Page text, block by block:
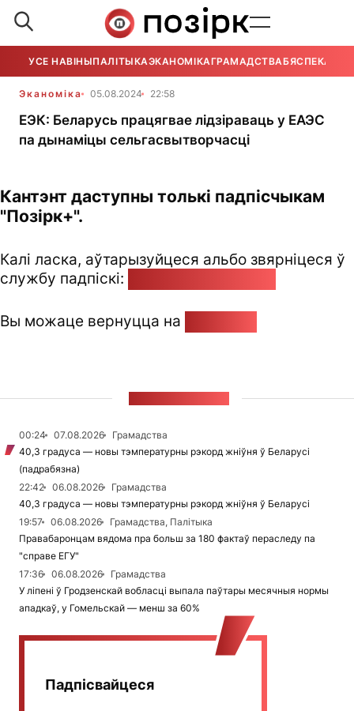
УСЕ НАВІНЫПАЛІТЫКАЭКАНОМІКАГРАМАДСТВАБЯСПЕКА
Эканоміка 05.08.2024 22:58
ЕЭК: Беларусь працягвае лідзіраваць у ЕАЭС
па дынаміцы сельгасвытворчасці
Кантэнт даступны толькі падпісчыкам
"Позірк+".
Калі ласка, аўтарызуйцеся альбо звярніцеся ў
службу падпіскі:
Вы можаце вернуцца на
00:24 07.08.2026
Грамадства
40,3 градуса — новы тэмпературны рэкорд жніўня ў Беларусі
(падрабязна)
22:42
06.08.2026
Грамадства
40,3 градуса — новы тэмпературны рэкорд жніўня ў Беларусі
19:57
06.08.2026
Грамадства, Палітыка
Правабаронцам вядома пра больш за 180 фактаў пераследу па
"справе ЕГУ"
17:36
06.08.2026
Грамадства
У ліпені ў Гродзенскай вобласці выпала паўтары месячныя нормы
ападкаў, у Гомельскай — менш за 60%
Падпісвайцеся